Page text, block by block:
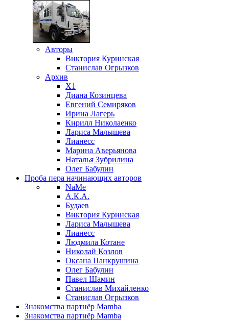
Авторы
Виктория Куринская
Станислав Огрызков
Архив
X1
Диана Козинцева
Евгений Семиряков
Ирина Лагерь
Кирилл Николаенко
Лариса Малышева
Лианесс
Марина Аверьянова
Наталья Зубрилина
Олег Бабулин
Проба пера начинающих авторов
NaMe
А.К.А.
Будаев
Виктория Куринская
Лариса Малышева
Лианесс
Людмила Котане
Николай Козлов
Оксана Панкрушина
Олег Бабулин
Павел Шамин
Станислав Михайленко
Станислав Огрызков
Знакомства партнёр Mamba
Знакомства партнёр Mamba